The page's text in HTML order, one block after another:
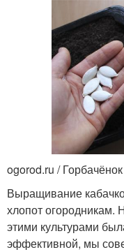
ogorod.ru /
Выращивание
хлопот огородникам.
этими культурами
эффективной, мы